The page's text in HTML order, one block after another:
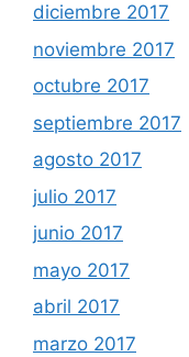
diciembre 2017
noviembre 2017
octubre 2017
septiembre 2017
agosto 2017
julio 2017
junio 2017
mayo 2017
abril 2017
marzo 2017